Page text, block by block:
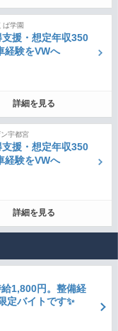
ば学園
援・想定年収350
経験をVWへ
詳細を見る
宇都宮
援・想定年収350
経験をVWへ
詳細を見る
1,800円。整備経
定バイトです✨